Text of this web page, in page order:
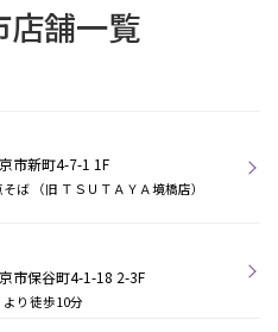
店舗一覧
市新町4-7-1 1F
そば （旧 ＴＳＵＴＡＹＡ境橋店）
市保谷町4-1-18 2-3F
り徒歩10分